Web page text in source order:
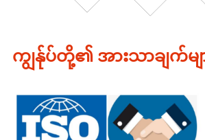
ကျွန်ုပ်တို့၏ အားသာချက်မျ